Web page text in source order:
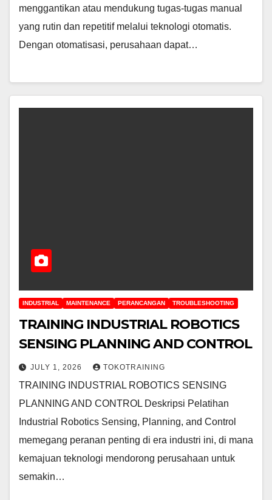
menggantikan atau mendukung tugas-tugas manual
yang rutin dan repetitif melalui teknologi otomatis.
Dengan otomatisasi, perusahaan dapat…
INDUSTRIAL MAINTENANCE PERANCANGAN TROUBLESHOOTING
TRAINING INDUSTRIAL ROBOTICS
SENSING PLANNING AND CONTROL
JULY 1, 2026 TOKOTRAINING
TRAINING INDUSTRIAL ROBOTICS SENSING
PLANNING AND CONTROL Deskripsi Pelatihan
Industrial Robotics Sensing, Planning, and Control
memegang peranan penting di era industri ini, di mana
kemajuan teknologi mendorong perusahaan untuk
semakin…